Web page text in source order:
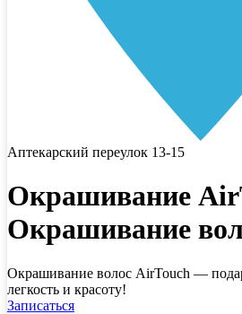
Аптекарский переулок 13-15
Окрашивание
Окрашивание
Окрашивание волос AirTouch —
легкость и красоту!
Записаться